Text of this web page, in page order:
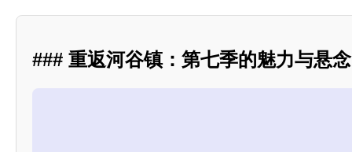
### 重返河谷镇：第七季的魅力与悬念